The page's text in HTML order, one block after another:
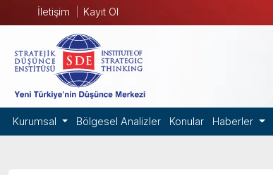
İletişim Kayıt Ol
Kurumsal Bölgesel Analizler Konular Haberler